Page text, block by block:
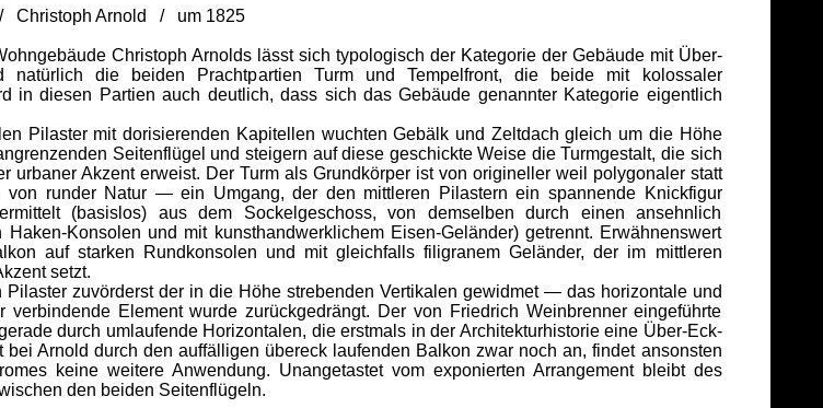
Christoph Arnold / um 1825
Christoph Arnolds lässt sich typologisch der Kategorie der Gebäude mit Über-
natürlich die beiden Prachtpartien Turm und Tempelfront, die beide mit kolossaler
in diesen Partien auch deutlich, dass sich das Gebäude genannter Kategorie eigentlich
Pilaster mit dorisierenden Kapitellen wuchten Gebälk und Zeltdach gleich um die Höhe
Seitenflügel und steigern auf diese geschickte Weise die Turmgestalt, die sich
urbaner Akzent erweist. Der Turm als Grundkörper ist von origineller weil polygonaler statt
von runder Natur — ein Umgang, der den mittleren Pilastern ein spannende Knickfigur
(basislos) aus dem Sockelgeschoss, von demselben durch einen ansehnlich
Konsolen und mit kunsthandwerklichem Eisen-Geländer) getrennt. Erwähnenswert
auf starken Rundkonsolen und mit gleichfalls filigranem Geländer, der im mittleren
setzt.
zuvörderst der in die Höhe strebenden Vertikalen gewidmet — das horizontale und
Element wurde zurückgedrängt. Der von Friedrich Weinbrenner eingeführte
durch umlaufende Horizontalen, die erstmals in der Architekturhistorie eine Über-Eck-
Arnold durch den auffälligen übereck laufenden Balkon zwar noch an, findet ansonsten
keine weitere Anwendung. Unangetastet vom exponierten Arrangement bleibt des
den beiden Seitenflügeln.